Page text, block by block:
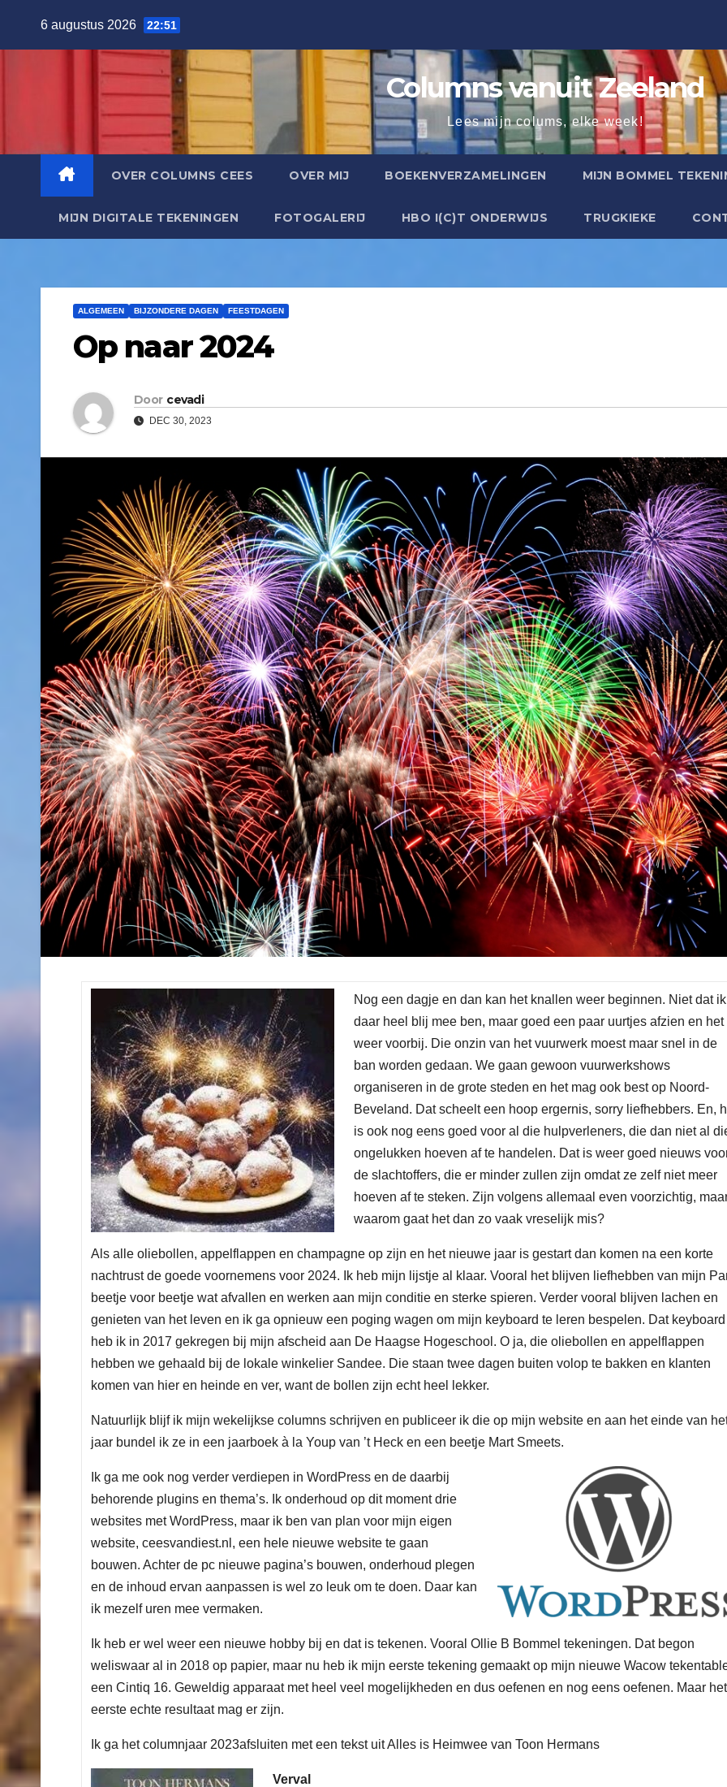
6 augustus 2026 22:51
Columns vanuit Zeeland
Lees mijn colums, elke week!
OVER COLUMNS CEES OVER MIJ BOEKENVERZAMELINGEN MIJN BOMMEL
MIJN DIGITALE TEKENINGEN FOTOGALERIJ HBO I(C)T ONDERWIJS TRUGKIEKE
ALGEMEEN BIJZONDERE DAGEN FEESTDAGEN
Op naar 2024
Door cevadi
DEC 30, 2023
Nog een dagje en dan kan het knallen weer beginnen. Niet dat ik
daar heel blij mee ben, maar goed een paar uurtjes afzien en het
weer voorbij. Die onzin van het vuurwerk moest maar snel in de
ban worden gedaan. We gaan gewoon vuurwerkshows
organiseren in de grote steden en het mag ook best op Noord-
Beveland. Dat scheelt een hoop ergernis, sorry liefhebbers. En,
is ook nog eens goed voor al die hulpverleners, die dan niet al
ongelukken hoeven af te handelen. Dat is weer goed nieuws
de slachtoffers, die er minder zullen zijn omdat ze zelf niet meer
hoeven af te steken. Zijn volgens allemaal even voorzichtig,
waarom gaat het dan zo vaak vreselijk mis?
Als alle oliebollen, appelflappen en champagne op zijn en het nieuwe jaar is gestart dan komen na een korte
nachtrust de goede voornemens voor 2024. Ik heb mijn lijstje al klaar. Vooral het blijven liefhebben van mijn
beetje voor beetje wat afvallen en werken aan mijn conditie en sterke spieren. Verder vooral blijven lachen en
genieten van het leven en ik ga opnieuw een poging wagen om mijn keyboard te leren bespelen. Dat keyboard
heb ik in 2017 gekregen bij mijn afscheid aan De Haagse Hogeschool. O ja, die oliebollen en appelflappen
hebben we gehaald bij de lokale winkelier Sandee. Die staan twee dagen buiten volop te bakken en klanten
komen van hier en heinde en ver, want de bollen zijn echt heel lekker.
Natuurlijk blijf ik mijn wekelijkse columns schrijven en publiceer ik die op mijn website en aan het einde van
jaar bundel ik ze in een jaarboek à la Youp van ’t Heck en een beetje Mart Smeets.
Ik ga me ook nog verder verdiepen in WordPress en de daarbij
behorende plugins en thema’s. Ik onderhoud op dit moment drie
websites met WordPress, maar ik ben van plan voor mijn eigen
website, ceesvandiest.nl, een hele nieuwe website te gaan
bouwen. Achter de pc nieuwe pagina’s bouwen, onderhoud plegen
en de inhoud ervan aanpassen is wel zo leuk om te doen. Daar kan
ik mezelf uren mee vermaken.
Ik heb er wel weer een nieuwe hobby bij en dat is tekenen. Vooral Ollie B Bommel tekeningen. Dat begon
weliswaar al in 2018 op papier, maar nu heb ik mijn eerste tekening gemaakt op mijn nieuwe Wacow
een Cintiq 16. Geweldig apparaat met heel veel mogelijkheden en dus oefenen en nog eens oefenen. Maar het
eerste echte resultaat mag er zijn.
Ik ga het columnjaar 2023afsluiten met een tekst uit Alles is Heimwee van Toon Hermans
Verval